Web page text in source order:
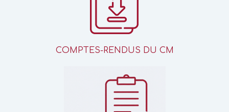
COMPTES-RENDUS DU CM